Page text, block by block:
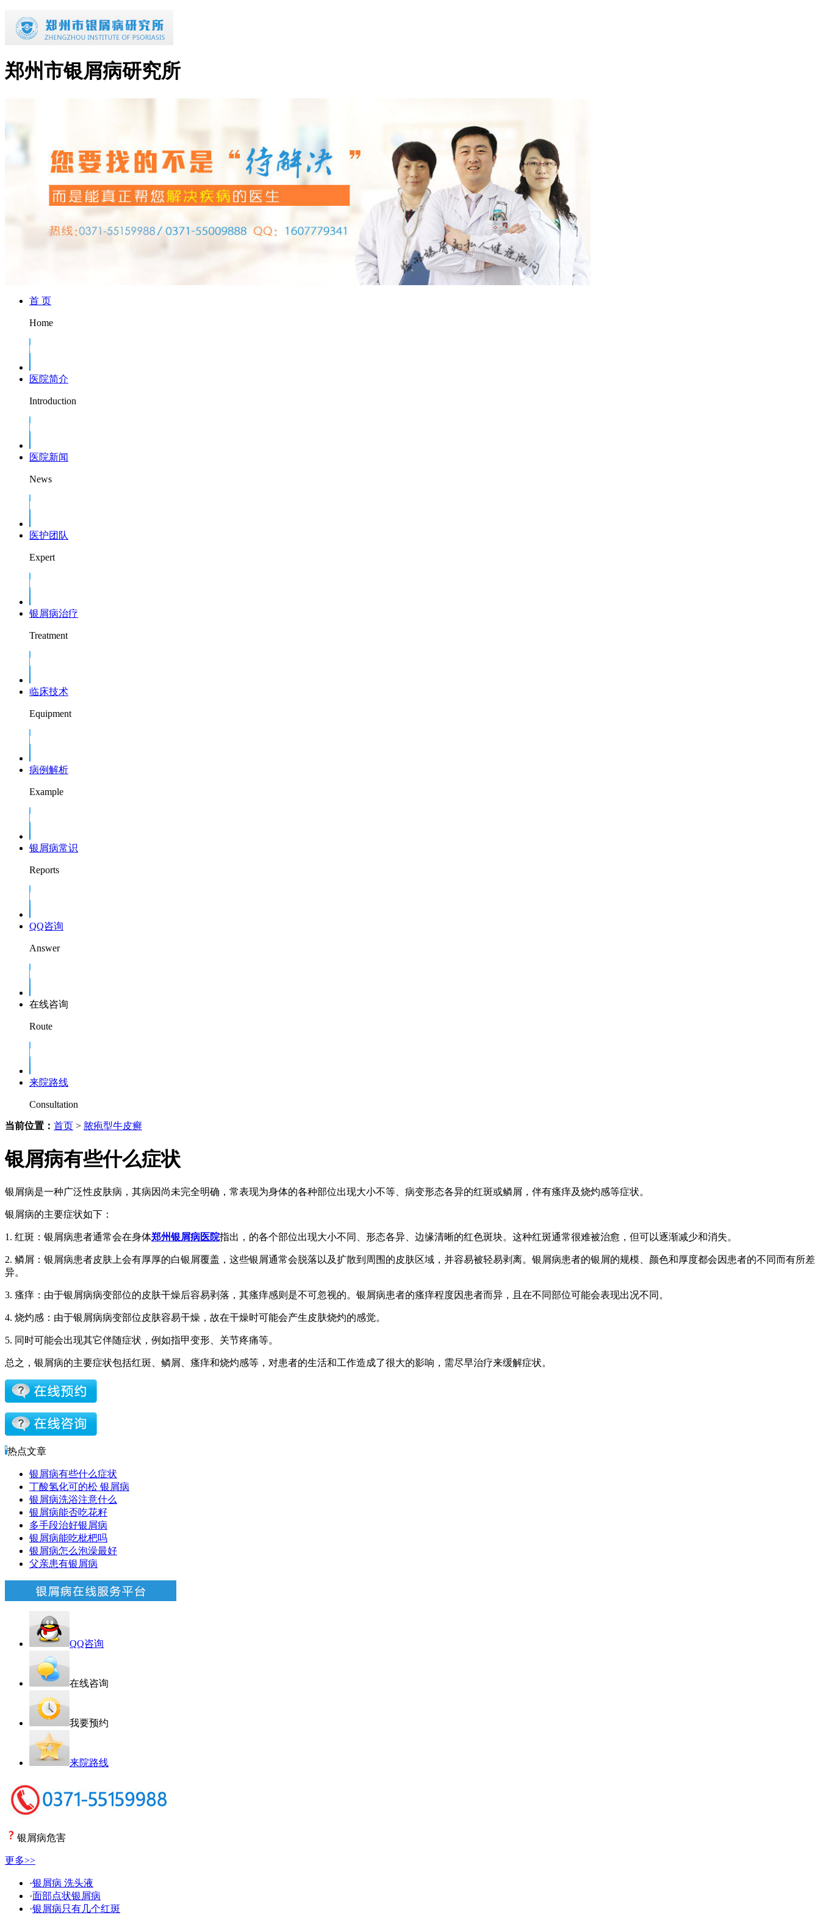
郑州市银屑病研究所
首 页
Home
医院简介
Introduction
医院新闻
News
医护团队
Expert
银屑病治疗
Treatment
临床技术
Equipment
病例解析
Example
银屑病常识
Reports
QQ咨询
Answer
在线咨询
Route
来院路线
Consultation
当前位置： 首页 > 脓疱型牛皮癣
银屑病有些什么症状
银屑病是一种广泛性皮肤病，其病因尚未完全明确，常表现为身体的各种部位出现大小不等、病变形态各异的红斑或鳞屑，伴有瘙痒及烧灼感等症状。
银屑病的主要症状如下：
1. 红斑：银屑病患者通常会在身体郑州银屑病医院指出，的各个部位出现大小不同、形态各异、边缘清晰的红色斑块。这种红斑通常很难被治愈，但可以逐渐减少和消失。
2. 鳞屑：银屑病患者皮肤上会有厚厚的白银屑覆盖，这些银屑通常会脱落以及扩散到周围的皮肤区域，并容易被轻易剥离。银屑病患者的银屑的规模、颜色和厚度都会因患者的不同而有所差
异。
3. 瘙痒：由于银屑病病变部位的皮肤干燥后容易剥落，其瘙痒感则是不可忽视的。银屑病患者的瘙痒程度因患者而异，且在不同部位可能会表现出况不同。
4. 烧灼感：由于银屑病病变部位皮肤容易干燥，故在干燥时可能会产生皮肤烧灼的感觉。
5. 同时可能会出现其它伴随症状，例如指甲变形、关节疼痛等。
总之，银屑病的主要症状包括红斑、鳞屑、瘙痒和烧灼感等，对患者的生活和工作造成了很大的影响，需尽早治疗来缓解症状。
热点文章
银屑病有些什么症状
丁酸氢化可的松 银屑病
银屑病洗浴注意什么
银屑病能否吃花籽
多手段治好银屑病
银屑病能吃枇杷吗
银屑病怎么泡澡最好
父亲患有银屑病
QQ咨询
在线咨询
我要预约
来院路线
银屑病危害
更多>>
·银屑病 洗头液
·面部点状银屑病
·银屑病只有几个红斑